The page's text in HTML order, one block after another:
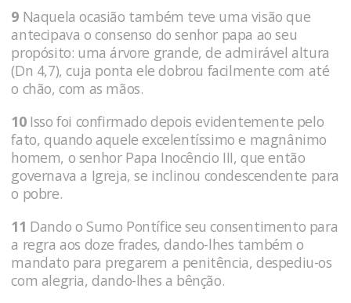
9 Naquela ocasião também teve uma visão que
ante­cipava o consenso do senhor papa ao seu
propósito: uma ár­vore grande, de admirável altura
(Dn 4,7), cuja ponta ele dobrou facilmente com até
o chão, com as mãos.
10Isso foi confirmado depois evidentemente pelo
fato, quando aquele ex­celentíssimo e magnânimo
homem, o senhor Papa Inocêncio III, que então
governava a Igreja, se inclinou condescendente para
o pobre.
11 Dando o Sumo Pontífice seu consentimento para
a regra aos doze frades, dando-lhes também o
mandato para pregarem a penitência, despediu-os
com alegria, dando-lhes a bênção.